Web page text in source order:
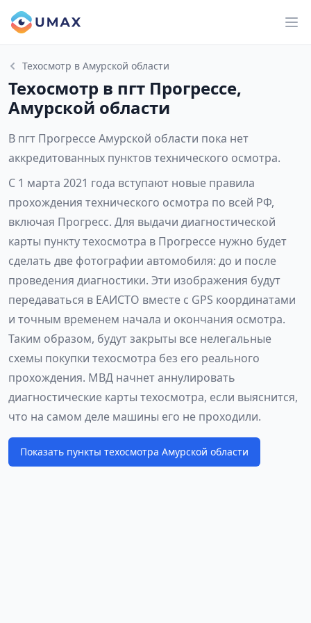
Техосмотр в Амурской области
Техосмотр в пгт Прогрессе,
Амурской области
В пгт Прогрессе Амурской области пока нет
аккредитованных пунктов технического осмотра.
С 1 марта 2021 года вступают новые правила
прохождения технического осмотра по всей РФ,
включая Прогресс. Для выдачи диагностической
карты пункту техосмотра в Прогрессе нужно будет
сделать две фотографии автомобиля: до и после
проведения диагностики. Эти изображения будут
передаваться в ЕАИСТО вместе с GPS координатами
и точным временем начала и окончания осмотра.
Таким образом, будут закрыты все нелегальные
схемы покупки техосмотра без его реального
прохождения. МВД начнет аннулировать
диагностические карты техосмотра, если выяснится,
что на самом деле машины его не проходили.
Показать пункты техосмотра Амурской области